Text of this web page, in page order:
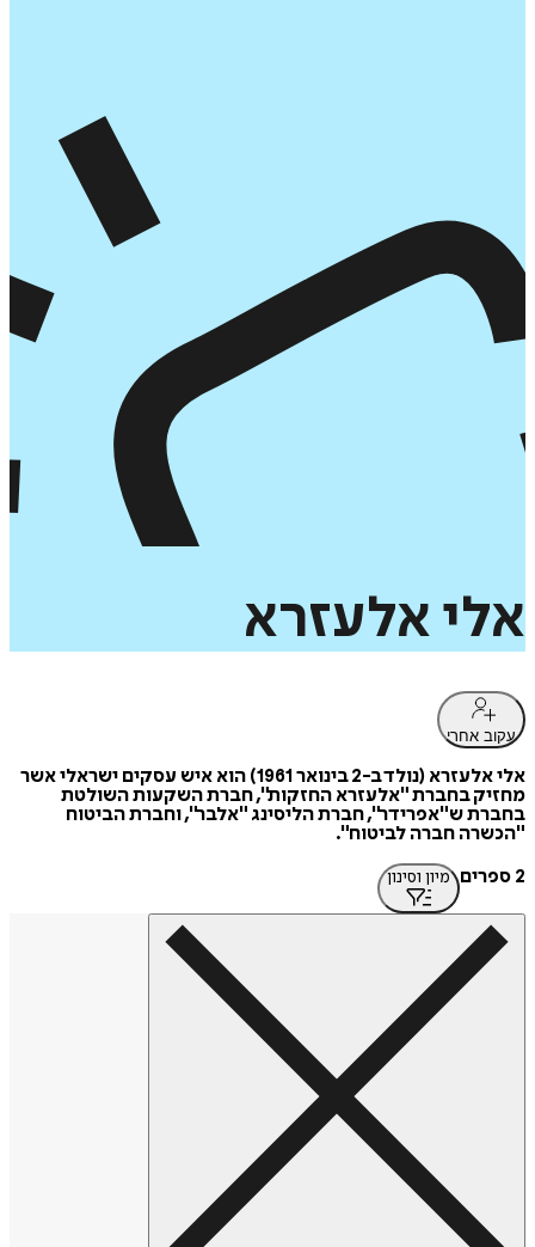
אלי אלעזרא
עקוב אחרי
אלי אלעזרא (נולד ב-2 בינואר 1961) הוא איש עסקים ישראלי אשר
מחזיק בחברת "אלעזרא החזקות", חברת השקעות השולטת
בחברת ש"אפרידר", חברת הליסינג "אלבר", וחברת הביטוח
"הכשרה חברה לביטוח".
2 ספרים
מיון וסינון